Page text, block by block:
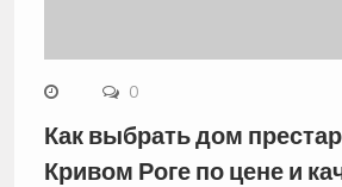
0
Как выбрать дом
Кривом Роге по цене и